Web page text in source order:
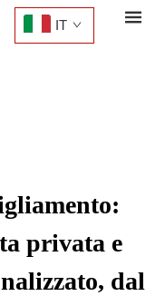
IT
privata e
dal